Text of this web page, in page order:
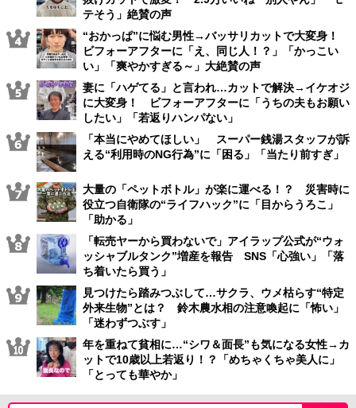
テそう」絶賛の声
“おかっぱ”に悩む男性→バッサリカットで大変身！
ビフォーアフターに「え、同じ人！？」「かっこい
い」「爽やかすぎる～」大絶賛の声
妻に「ハゲてる」と言われ…カットで解決→イケオジ
に大変身！ ビフォーアフターに「うちの夫もお願い
したい」「若返りハンパない」
「本当にやめてほしい」 スーパー銭湯スタッフが訴
える“利用時のNG行為”に「困る」「当たり前すぎ」
大量の「ペットボトル」が楽に運べる！？ 災害時に
役立つ自衛隊の“ライフハック”に「目からうろこ」
「助かる」
「転売ヤーから買わないで」アイラップ公式が“ウォ
ッシャブルタンク”増産を報告 SNS「心強い」「落
ち着いたら買う」
見つけたら踏みつぶして…サクラ、ウメ枯らす“特定
外来生物”とは？ 鈴木農水相の注意喚起に「怖い」
「迷わずつぶす」
年を重ねて貧相に…“シワ＆面長”も気になる女性→カ
ットで10歳以上若返り！？「めちゃくちゃ美人に」
「とっても華やか」